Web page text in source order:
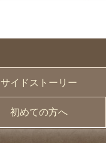
サイドストーリー
初めての方へ